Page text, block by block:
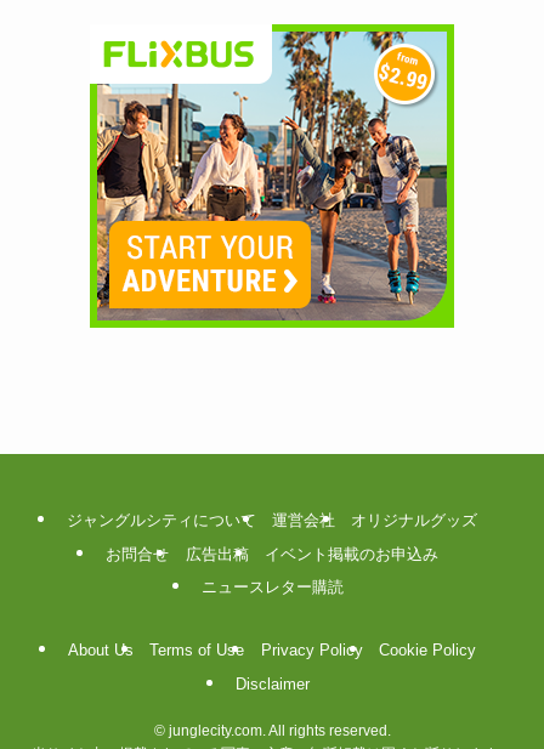
ジャングルシティについて 運営会社
オリジナルグッズ
お問合せ
広告出稿
イベント掲載のお申込み
ニュースレター購読
About Us Terms of Use Privacy Policy
Cookie Policy
Disclaimer
©junglecity.com. All rights reserved.